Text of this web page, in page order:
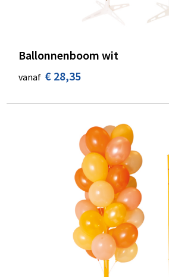
Ballonnenboom wit
vanaf € 28,35